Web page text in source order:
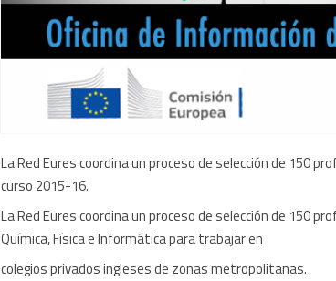
La Red Eures coordina un proceso de selección de 150
curso 2015-16.
La Red Eures coordina un proceso de selección de 150
Química, Física e Informática para trabajar en
colegios privados ingleses de zonas metropolitanas.